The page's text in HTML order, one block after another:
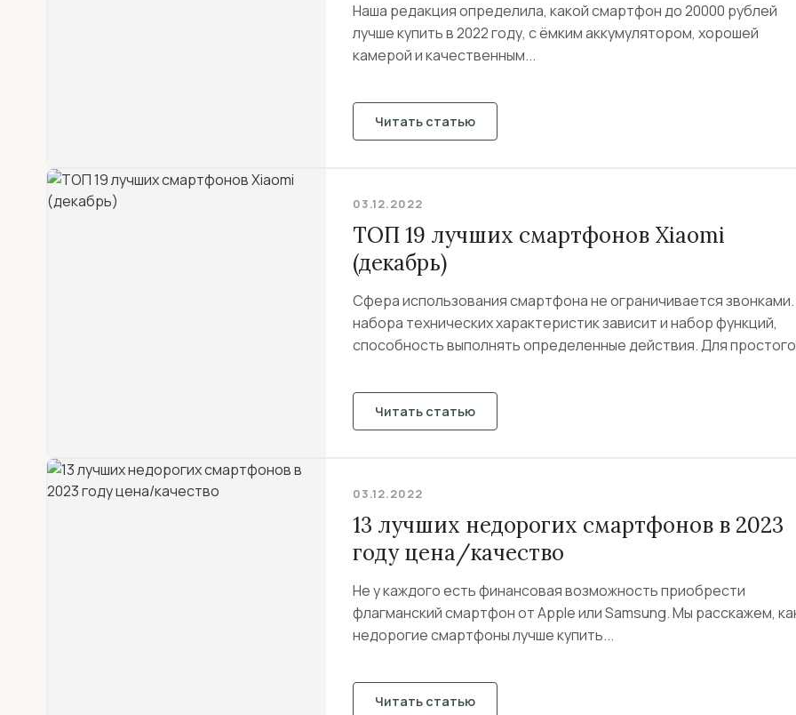
Наша редакция определила, какой смартфон до 20000 рублей
лучше купить в 2022 году, с ёмким аккумулятором, хорошей
камерой и качественным...
Читать статью
03.12.2022
ТОП 19 лучших смартфонов Xiaomi
(декабрь)
Сфера использования смартфона не ограничивается
набора технических характеристик зависит и набор функций,
способность выполнять определенные действия. Для
Читать статью
03.12.2022
13 лучших недорогих смартфонов в 2023
году цена/качество
Не у каждого есть финансовая возможность приобрести
флагманский смартфон от Apple или Samsung. Мы расскажем,
недорогие смартфоны лучше купить...
Читать статью